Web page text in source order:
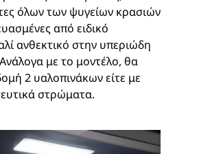
όλων των ψυγείων κρασιών
από ειδικό
ανθεκτικό στην υπεριώδη
με το μοντέλο, θα
2 υαλοπινάκων είτε με
στρώματα.